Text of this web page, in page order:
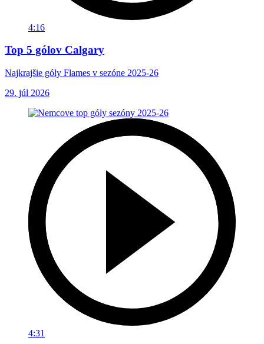
4:16
Top 5 gólov Calgary
Najkrajšie góly Flames v sezóne 2025-26
29. júl 2026
4:31